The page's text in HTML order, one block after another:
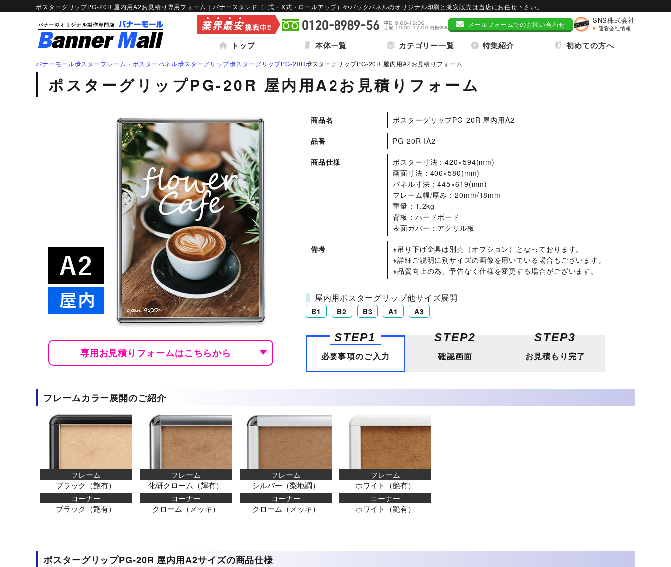
ポスターグリップPG-20R 屋内用A2お見積り専用フォーム｜バナースタンド（L式・X式・ロールアップ）やバックパネルのオリジナル印刷と激安販売は当店にお任せ下さい。
メールフォームでのお問い合わせ SNS株式会社
運営会社情報
トップ 本体一覧 カテゴリー一覧
形状から選ぶ
張り付け型
バナースタンド
ロールアップ型
バナースタンド
バックパネル
ポータブル
カウンターテーブル
ポスターフレーム・
ポスターパネル
シーンから選ぶ
展示会や説明会 イベントやキャンペーン 会員募集ブース ショッピングモール 野外フェス カフェ
ポップアップストア
特集紹介
特集から選ぶ
パタパネル特集 大ロット向けBPRシリーズ特集 インタビューボード・パネル特集
メディア交換対応ロールアップスタン
ド特集
サイズ調整可能バックパネル特集 4×シリーズ特集
両面バナースタンド特集
初めての方へ
バナーモールポスターフレーム・ポスターパネルポスターグリップポスターグリップPG-20RポスターグリップPG-20R 屋内用A2お見積りフォーム
ポスターグリップPG-20R 屋内用A2お見積りフォーム
専用お見積りフォームはこちらから
商品名 ポスターグリップPG-20R 屋内用A2
品番 PG-20R-IA2
商品仕様
ポスター寸法：420×594(mm)
画面寸法：406×580(mm)
パネル寸法：445×619(mm)
フレーム幅/厚み：20mm/18mm
重量：1.2kg
背板：ハードボード
表面カバー：アクリル板
備考
※吊り下げ金具は別売（オプション）となっております。
※詳細ご説明に別サイズの画像を用いている場合もございます。
※品質向上の為、予告なく仕様を変更する場合がございます。
屋内用ポスターグリップ他サイズ展開
B1 B2 B3 A1 A3
STEP1
必要事項のご入力
STEP2
確認画面
STEP3
お見積もり完了
フレームカラー展開のご紹介
フレーム
ブラック（艶有）
コーナー
ブラック（艶有）
フレーム
化研クローム（輝有）
コーナー
クローム（メッキ）
フレーム
シルバー（梨地調）
コーナー
クローム（メッキ）
フレーム
ホワイト（艶有）
コーナー
ホワイト（艶有）
ポスターグリップPG-20R 屋内用A2サイズの商品仕様